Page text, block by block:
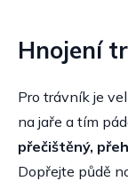
Hnojení
Pro trávník je
na jaře a tím
přečištěný,
Dopřejte půdě